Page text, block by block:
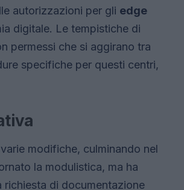
autorizzazioni per gli edge
digitale. Le tempistiche di
permessi che si aggirano tra
specifiche per questi centri,
modifiche, culminando nel
la modulistica, ma ha
di documentazione